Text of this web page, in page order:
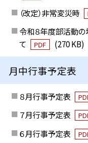
（改定）非常変災時
令和８年度部活動の
て
PDF (270 KB)
月中行事予定表
８月行事予定表
７月行事予定表
６月行事予定表